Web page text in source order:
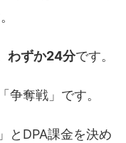
わずか24分です。
争奪戦」です。
とDPA課金を決め